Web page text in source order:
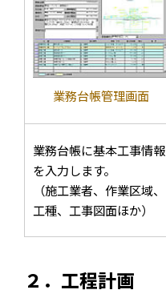
業務台帳管理画面
業務台帳に基本工事情報
を入力します。
（施工業者、作業区域、
工種、工事図面ほか）
２．工程計画